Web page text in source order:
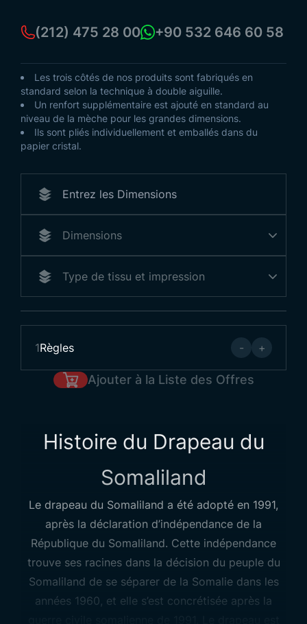
(212) 475 28 00 +90 532 646 60 58
Les trois côtés de nos produits sont fabriqués en
standard selon la technique à double aiguille.
Un renfort supplémentaire est ajouté en standard au
niveau de la mèche pour les grandes dimensions.
Ils sont pliés individuellement et emballés dans du
papier cristal.
1Règles - +
Ajouter à la Liste des Offres
Histoire du Drapeau du
Somaliland
Le drapeau du Somaliland a été adopté en 1991,
après la déclaration d’indépendance de la
République du Somaliland. Cette indépendance
trouve ses racines dans la décision du peuple du
Somaliland de se séparer de la Somalie dans les
années 1960, et elle s’est concrétisée après la